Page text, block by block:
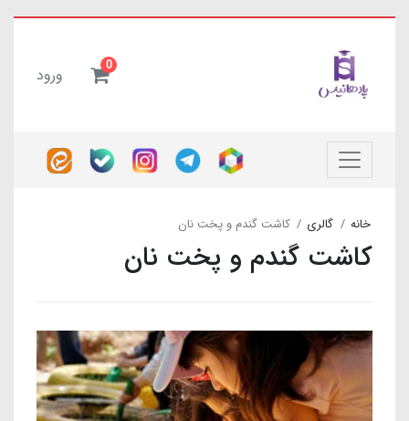
0 ورود
خانه گالری کاشت گندم و پخت نان
کاشت گندم و پخت نان